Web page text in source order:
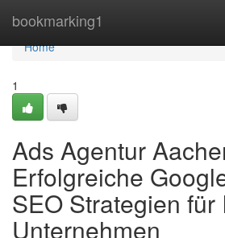
bookmarking1
Home
Home
1
Ads Agentur
Erfolgreiche
SEO Strategien für
Unternehmen